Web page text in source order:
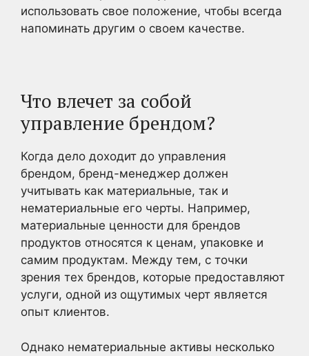
использовать свое положение, чтобы всегда
напоминать другим о своем качестве.
Что влечет за собой
управление брендом?
Когда дело доходит до управления
брендом, бренд-менеджер должен
учитывать как материальные, так и
нематериальные его черты. Например,
материальные ценности для брендов
продуктов относятся к ценам, упаковке и
самим продуктам. Между тем, с точки
зрения тех брендов, которые предоставляют
услуги, одной из ощутимых черт является
опыт клиентов.
Однако нематериальные активы несколько